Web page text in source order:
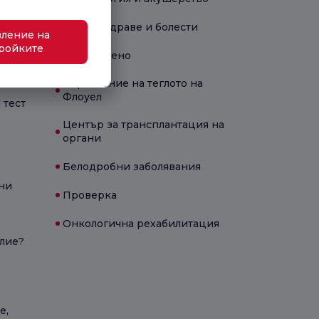
Детско здраве и болести
Новородено
Управление на теглото на
Флоуел
Център за трансплантация на
органи
Белодробни заболявания
Проверка
Онкологична рехабилитация
на